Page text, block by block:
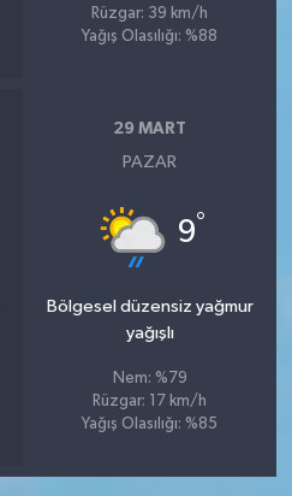
Rüzgar: 39 km/h
Yağış Olasılığı: %88
29 MART
PAZAR
9°
Bölgesel düzensiz yağmur
yağışlı
Nem: %79
Rüzgar: 17 km/h
Yağış Olasılığı: %85